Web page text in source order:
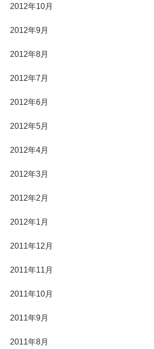
2012年10月
2012年9月
2012年8月
2012年7月
2012年6月
2012年5月
2012年4月
2012年3月
2012年2月
2012年1月
2011年12月
2011年11月
2011年10月
2011年9月
2011年8月